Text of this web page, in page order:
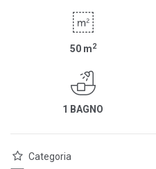
50 m2
1 BAGNO
Categoria